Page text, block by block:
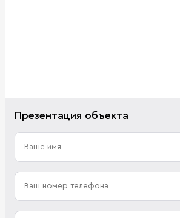
Презентация объекта